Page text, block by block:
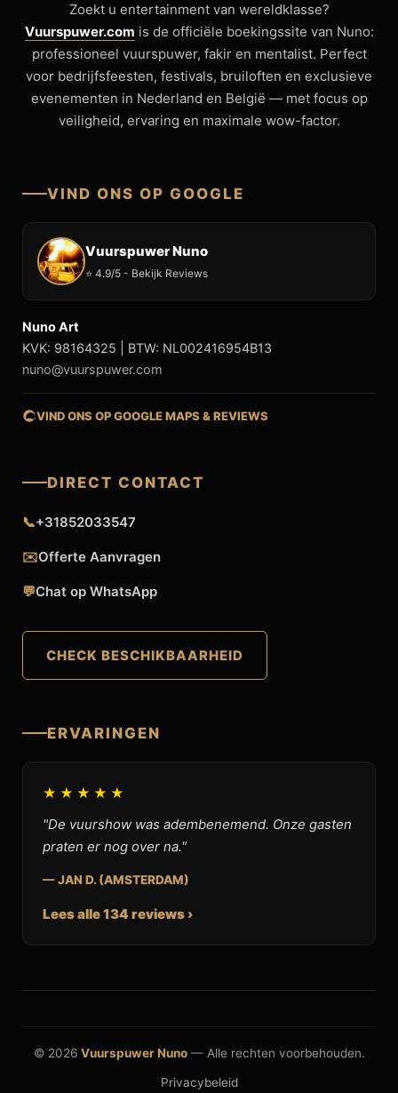
Zoekt u entertainment van wereldklasse?
Vuurspuwer.com is de officiële boekingssite van Nuno:
professioneel vuurspuwer, fakir en mentalist. Perfect
voor bedrijfsfeesten, festivals, bruiloften en exclusieve
evenementen in Nederland en België — met focus op
veiligheid, ervaring en maximale wow-factor.
VIND ONS OP GOOGLE
Vuurspuwer Nuno
⭐ 4.9/5 - Bekijk Reviews
Nuno Art
KVK: 98164325 | BTW: NL002416954B13
nuno@vuurspuwer.com
VIND ONS OP GOOGLE MAPS & REVIEWS
DIRECT CONTACT
📞+31852033547
✉️Offerte Aanvragen
💬Chat op WhatsApp
CHECK BESCHIKBAARHEID
ERVARINGEN
★★★★★
"De vuurshow was adembenemend. Onze gasten
praten er nog over na."
— JAN D. (AMSTERDAM)
Lees alle 134 reviews ›
© 2026 Vuurspuwer Nuno— Alle rechten voorbehouden.
Privacybeleid